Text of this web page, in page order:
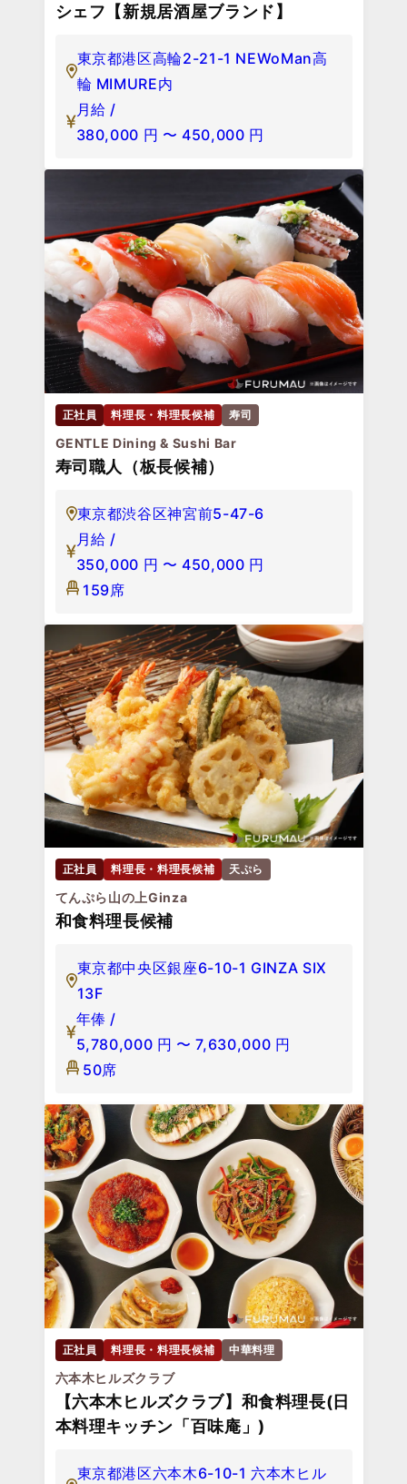
シェフ【新規居酒屋ブランド】
東京都港区高輪2-21-1 NEWoMan高
輪 MIMURE内
月給 /
380,000 円 〜 450,000 円
正社員 料理長・料理長候補 寿司
GENTLE Dining & Sushi Bar
寿司職人（板長候補）
東京都渋谷区神宮前5-47-6
月給 /
350,000 円 〜 450,000 円
159席
正社員 料理長・料理長候補 天ぷら
てんぷら山の上Ginza
和食料理長候補
東京都中央区銀座6-10-1 GINZA SIX
13F
年俸 /
5,780,000 円 〜 7,630,000 円
50席
正社員 料理長・料理長候補 中華料理
六本木ヒルズクラブ
【六本木ヒルズクラブ】和食料理長(日
本料理キッチン「百味庵」)
東京都港区六本木6-10-1 六本木ヒル